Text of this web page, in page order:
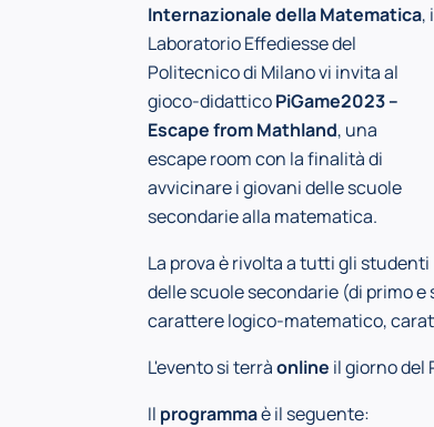
Internazionale della Matematica,
Laboratorio Effediesse del
Politecnico di Milano vi invita al
gioco-didatticoPiGame2023 –
Escape from Mathland, una
escape room con la finalità di
avvicinare i giovani delle scuole
secondarie alla matematica.
La prova è rivolta a tutti gli studenti
delle scuole secondarie (di primo e
carattere logico-matematico,
L'evento si terràonline il giorno del
Il programmaè il seguente: